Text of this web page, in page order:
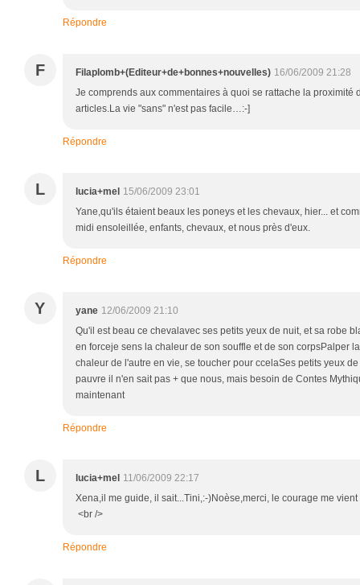
Répondre
F Filaplomb+(Editeur+de+bonnes+nouvelles) 16/06/2009 21:28
Je comprends aux commentaires à quoi se rattache la proximité
articles.La vie "sans" n'est pas facile…:-]
Répondre
L lucia+mel 15/06/2009 23:01
Yane,qu'ils étaient beaux les poneys et les chevaux, hier... et
midi ensoleillée, enfants, chevaux, et nous près d'eux.
Répondre
Y yane 12/06/2009 21:10
Qu'il est beau ce chevalavec ses petits yeux de nuit, et sa robe
en forceje sens la chaleur de son souffle et de son corpsPalper
chaleur de l'autre en vie, se toucher pour ccelaSes petits yeux
pauvre il n'en sait pas + que nous, mais besoin de Contes
maintenant
Répondre
L lucia+mel 11/06/2009 22:17
Xena,il me guide, il sait...Tini,:-)Noèse,merci, le courage me
<br />
Répondre